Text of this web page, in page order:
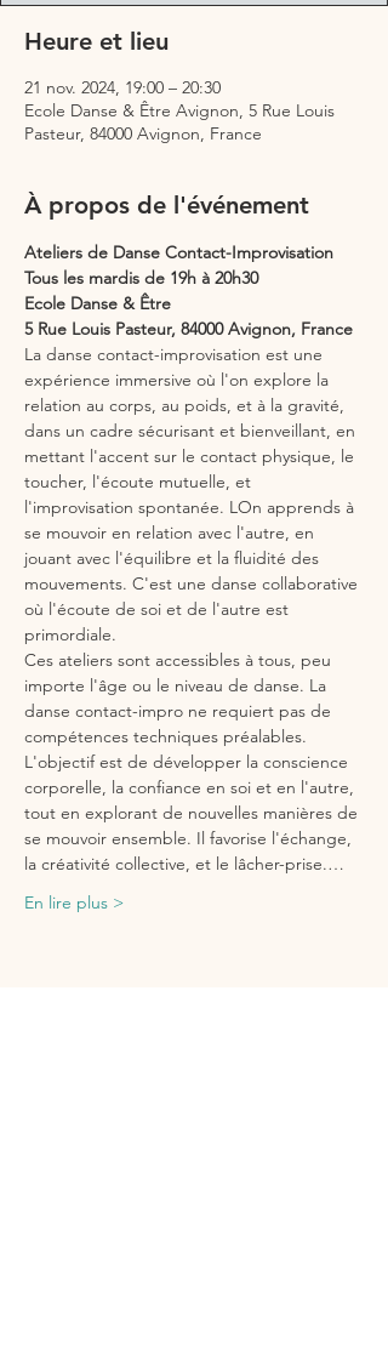
Heure et lieu
21 nov. 2024, 19:00 – 20:30
Ecole Danse & Être Avignon, 5 Rue Louis
Pasteur, 84000 Avignon, France
À propos de l'événement
Ateliers de Danse Contact-Improvisation
Tous les mardis de 19h à 20h30
Ecole Danse & Être
5 Rue Louis Pasteur, 84000 Avignon, France
La danse contact-improvisation est une
expérience immersive où l'on explore la
relation au corps, au poids, et à la gravité,
dans un cadre sécurisant et bienveillant, en
mettant l'accent sur le contact physique, le
toucher, l'écoute mutuelle, et
l'improvisation spontanée. LOn apprends à
se mouvoir en relation avec l'autre, en
jouant avec l'équilibre et la fluidité des
mouvements. C'est une danse collaborative
où l'écoute de soi et de l'autre est
primordiale.
Ces ateliers sont accessibles à tous, peu
importe l'âge ou le niveau de danse. La
danse contact-impro ne requiert pas de
compétences techniques préalables.
L'objectif est de développer la conscience
corporelle, la confiance en soi et en l'autre,
tout en explorant de nouvelles manières de
se mouvoir ensemble. Il favorise l'échange,
la créativité collective, et le lâcher-prise.…
En lire plus >